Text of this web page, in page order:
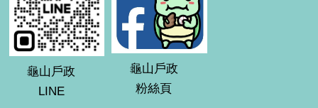
龜山戶政
LINE
龜山戶政
粉絲頁